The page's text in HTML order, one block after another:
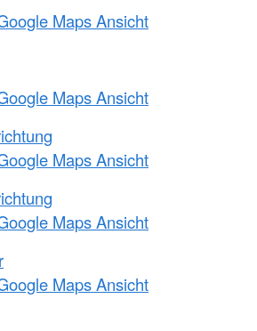
Maps Ansicht
Maps Ansicht
Maps Ansicht
Maps Ansicht
Maps Ansicht